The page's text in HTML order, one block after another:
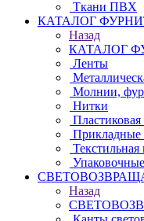
Ткани ПВХ
КАТАЛОГ
Назад
КАТАЛОГ
Ленты
Молнии,
Нитки
Прикладные
Текстильная
Назад